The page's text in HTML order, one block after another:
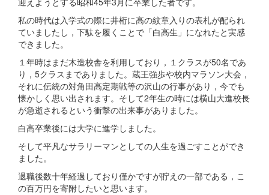
私の時代は入学式の際に井桁に高の紋章入りの表札が配られ
ていましたし，下駄を履くことで「白高生」になれたと実感
できました。
１年時はまだ木造校舎を利用しており，１クラスが50名であ
り，5クラスまでありました。蔵王強歩や校内マラソン大会，
それに伝統の対角田高定期戦等の沢山の行事があり，今でも
懐かしく思い出されます。そして2年生の時には横山大進校長
が急逝されるという衝撃の出来事がありました。
白高卒業後には大学に進学しました。
そして平凡なサラリーマンとしての人生を過ごすことができ
ました。
退職後数十年経過しており僅かですが貯えの一部である，こ
の百万円を寄附したいと思います。